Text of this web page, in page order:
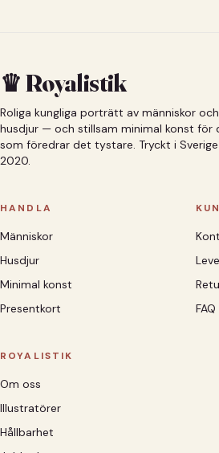
♛ Royalistik
Roliga kungliga porträtt av människor och
husdjur — och stillsam minimal konst för
som föredrar det tystare. Tryckt i
2020.
HANDLA
Människor
Husdjur
Minimal konst
Presentkort
FAQ
ROYALISTIK
Om oss
Illustratörer
Hållbarhet